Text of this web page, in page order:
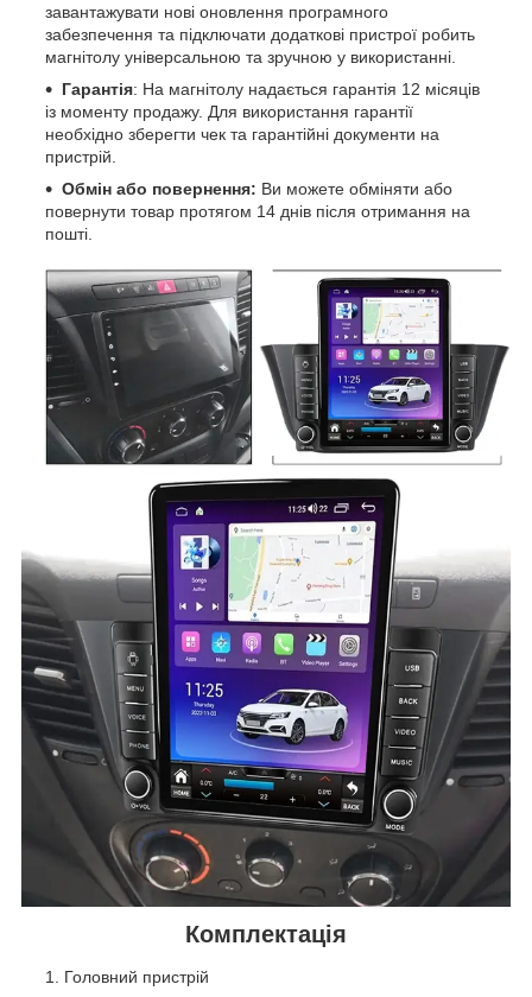
завантажувати нові оновлення програмного
забезпечення та підключати додаткові пристрої робить
магнітолу універсальною та зручною у використанні.
Гарантія: На магнітолу надається гарантія 12 місяців
із моменту продажу. Для використання гарантії
необхідно зберегти чек та гарантійні документи на
пристрій.
Обмін або повернення: Ви можете обміняти або
повернути товар протягом 14 днів після отримання на
пошті.
Комплектація
Головний пристрій